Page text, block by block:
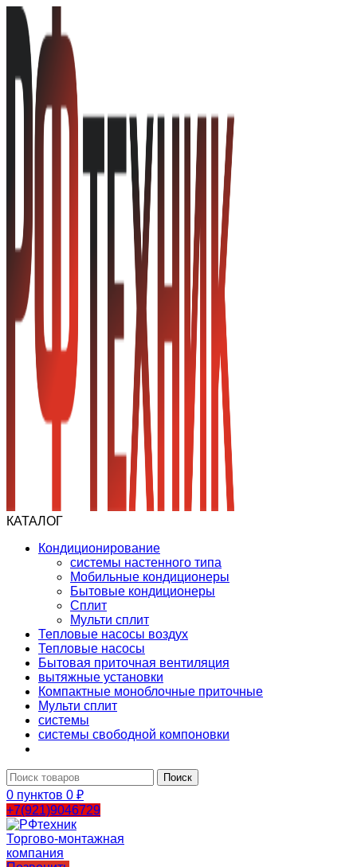
КАТАЛОГ
Кондиционирование
системы настенного типа
Мобильные кондиционеры
Бытовые кондиционеры
Сплит
Мульти сплит
Тепловые насосы воздух
Тепловые насосы
Бытовая приточная вентиляция
вытяжные установки
Компактные моноблочные приточные
Мульти сплит
системы
системы свободной компоновки
Поиск
0 пунктов 0 ₽
+7(921)9046729